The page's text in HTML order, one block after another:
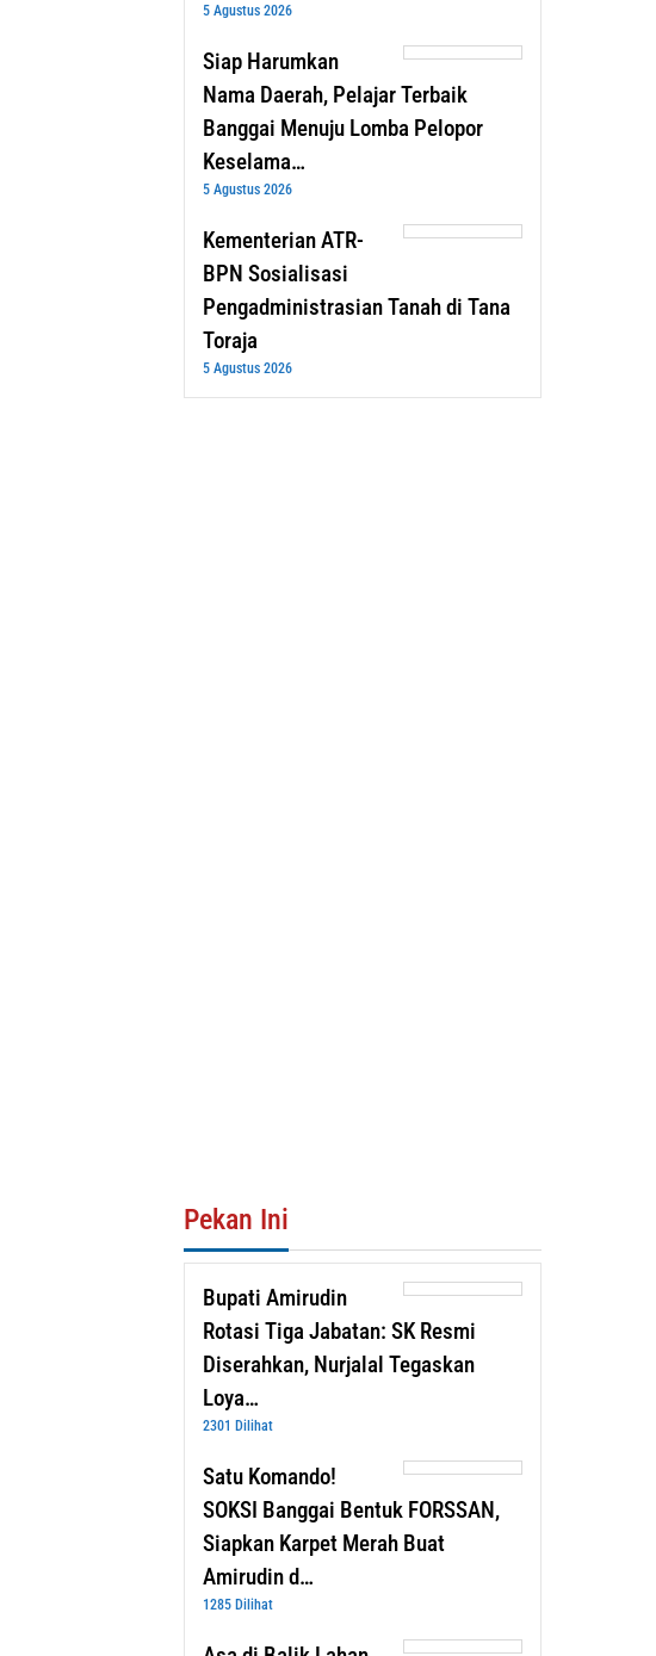
5 Agustus 2026
Siap Harumkan
Nama Daerah, Pelajar Terbaik
Banggai Menuju Lomba Pelopor
Keselama…
5 Agustus 2026
Kementerian ATR-
BPN Sosialisasi
Pengadministrasian Tanah di Tana
Toraja
5 Agustus 2026
Pekan Ini
Bupati Amirudin
Rotasi Tiga Jabatan: SK Resmi
Diserahkan, Nurjalal Tegaskan
Loya…
2301 Dilihat
Satu Komando!
SOKSI Banggai Bentuk FORSSAN,
Siapkan Karpet Merah Buat
Amirudin d…
1285 Dilihat